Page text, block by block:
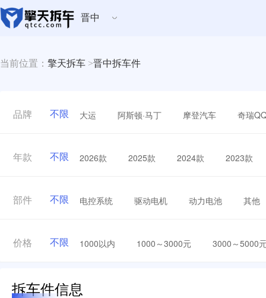
晋中
当前位置： 擎天拆车 >晋中拆车件
品牌 不限 大运 阿斯顿·马丁 摩登汽车 奇瑞
年款 不限 2026款 2025款 2024款 2023款
部件 不限 电控系统 驱动电机 动力电池 其他
价格 不限 1000以内 1000～3000元 3000～5000
拆车件信息